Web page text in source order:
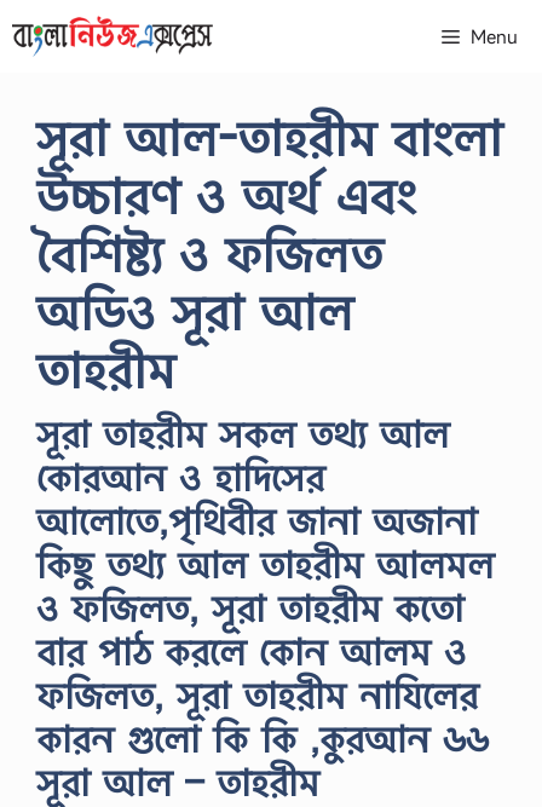
to
Menu
সূরা আল-তাহরীম বাংলা
উচ্চারণ ও অর্থ এবং
বৈশিষ্ট্য ও ফজিলত
অডিও সূরা আল
তাহরীম
সূরা তাহরীম সকল তথ্য আল
কোরআন ও হাদিসের
আলোতে,পৃথিবীর জানা অজানা
কিছু তথ্য আল তাহরীম আলমল
ও ফজিলত, সূরা তাহরীম কতো
বার পাঠ করলে কোন আলম ও
ফজিলত, সূরা তাহরীম নাযিলের
কারন গুলো কি কি ,কুরআন ৬৬
সূরা আল – তাহরীম